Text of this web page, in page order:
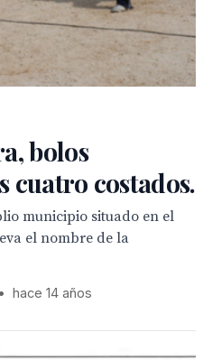
bolos
cuatro costados.
municipio situado en el
el nombre de la
• hace 14 años